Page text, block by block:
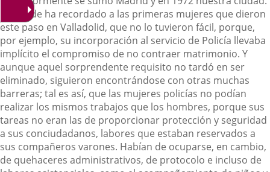
El alcalde ha recordado a las primeras mujeres que dieron
este paso en Valladolid, que no lo tuvieron fácil, porque,
por ejemplo, su incorporación al servicio de Policía llevaba
implícito el compromiso de no contraer matrimonio. Y
aunque aquel sorprendente requisito no tardó en ser
eliminado, siguieron encontrándose con otras muchas
barreras; tal es así, que las mujeres policías no podían
realizar los mismos trabajos que los hombres, porque sus
tareas no eran las de proporcionar protección y seguridad
a sus conciudadanos, labores que estaban reservados a
sus compañeros varones. Habían de ocuparse, en cambio,
de quehaceres administrativos, de protocolo e incluso de